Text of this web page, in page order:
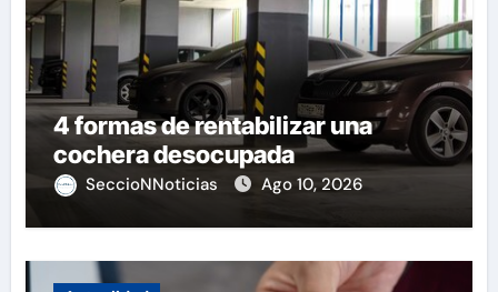
4 formas de rentabilizar una
cochera desocupada
SeccioNNoticias Ago 10, 2026